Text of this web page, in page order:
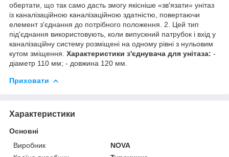
обертати, що так само дасть змогу якісніше «зв'язати» унітаз
із каналізаційною каналізаційною здатністю, повертаючи
елемент з'єднання до потрібного положення. 2. Цей тип
під'єднання використовують, коли випускний патрубок і вхід у
каналізаційну систему розміщені на одному рівні з нульовим
кутом зміщення. Характеристики з'єднувача для унітаза: -
діаметр 110 мм; - довжина 120 мм.
Приховати
Характеристики
Основні
Виробник
NOVA